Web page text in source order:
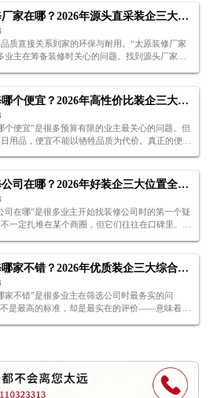
太原装修厂家在哪？2026年源头直采装企三大位置解析
质直接关系到家的环保与耐用。“太原装修厂家
业主在筹备装修时关心的问题。找到源头厂家，
太原装修哪个便宜？2026年高性价比装企三大甄选关键
个便宜”是很多预算有限的业主最关心的问题。但
用品，便宜不能以牺牲品质为代价。真正的便
太原装修公司在哪？2026年好装企三大位置全解析
司在哪”是很多业主开始找装修公司时的第一个疑
一定扎堆在某个商圈，但它们往往在口碑里、在
太原装修哪家不错？2026年优质装企三大综合评价标准
家不错”是很多业主在筛选公司时最务实的问
不是最高的标准，却是最实在的评价——意味着这